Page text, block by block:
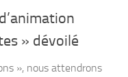
» dévoilé
», nous attendrons